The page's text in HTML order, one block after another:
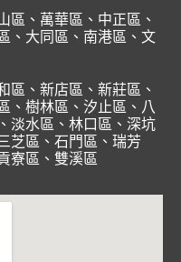
區 、 萬華區 、 中正區 、
、 大同區 、 南港區 、 文
區 、 新店區 、 新莊區 、
、 樹林區 、 汐止區 、 八
、 淡水區 、 林口區 、 深坑
芝區 、 石門區 、 瑞芳
寮區 、 雙溪區